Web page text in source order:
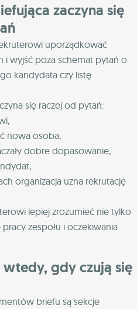
zaczyna się
uporządkować
i wyjść poza schemat pytań o
kandydata czy listę
się raczej od pytań:
nowa osoba,
dobre dopasowanie,
organizacja uzna rekrutację
lepiej zrozumieć nie tylko
zespołu i oczekiwania
gdy czują się
briefu są sekcje